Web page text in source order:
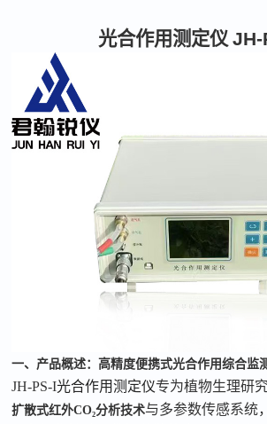
光合作用测定仪 JH-
一、产品概述：高精度便携式光合作用综合监
JH-PS-I光合作用测定仪专为植物生理研
扩散式红外CO₂分析技术与多参数传感系统